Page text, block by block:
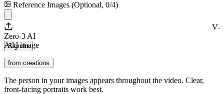
V-
Zero-3 AI
Sign In
Reference Images (Optional, 0/4)
Add image
from creations
The person in your images appears throughout the video. Clear,
front-facing portraits work best.